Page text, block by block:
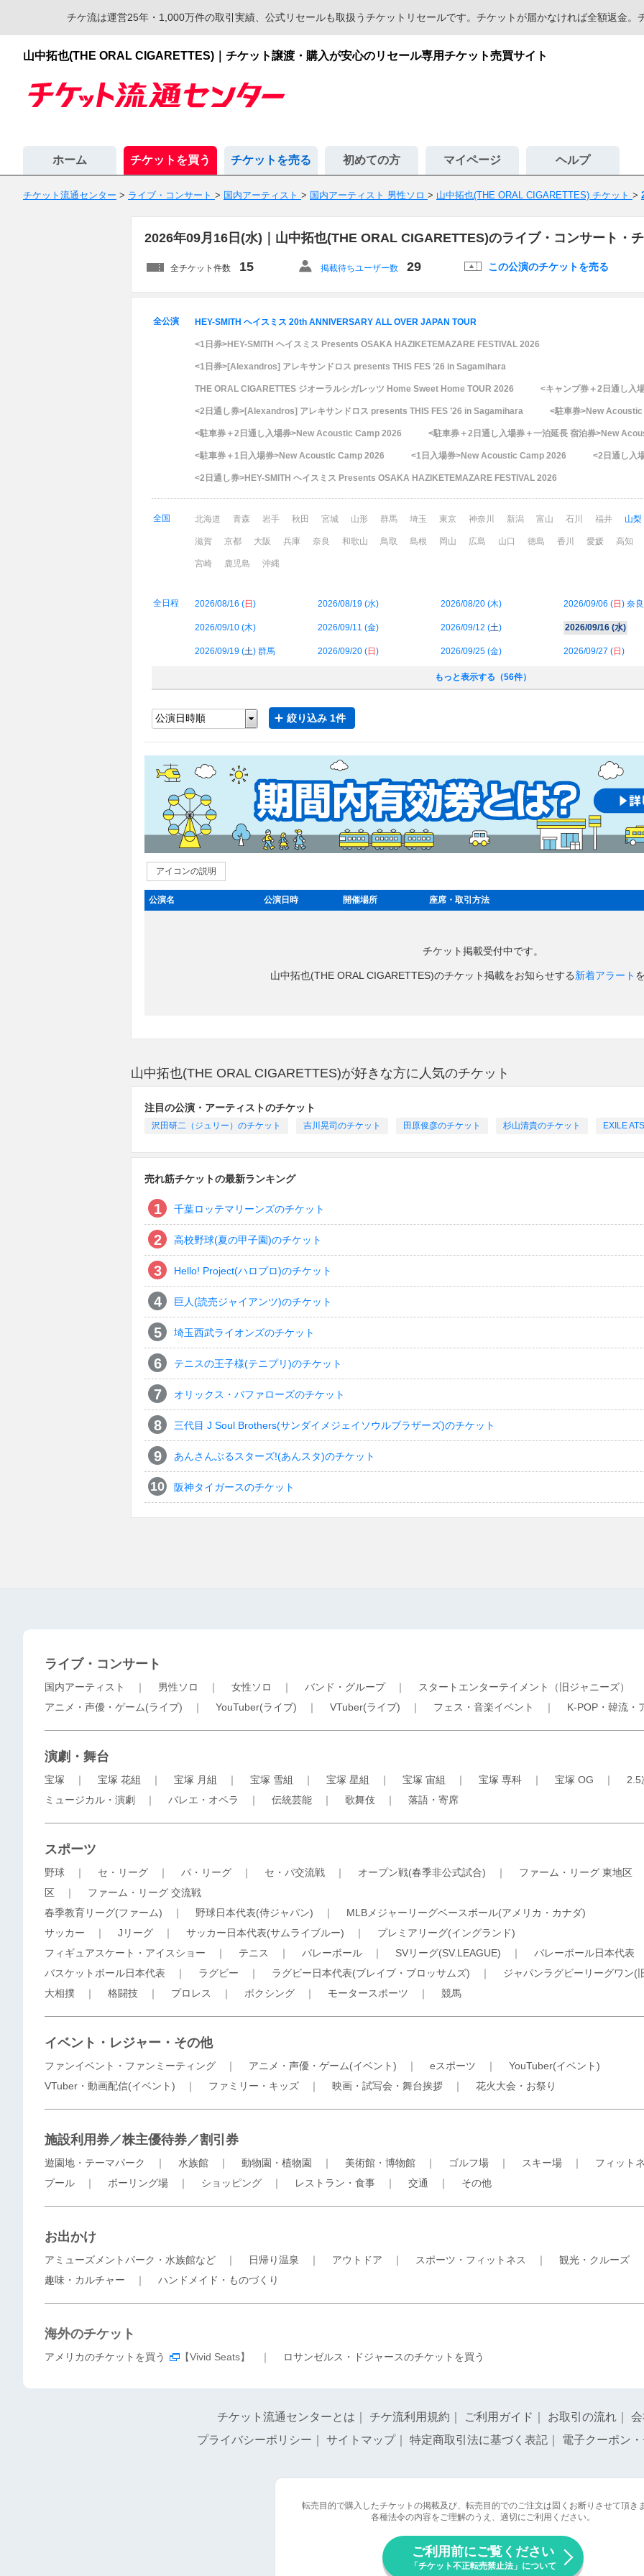
チケ流は運営25年・1,000万件の取引実績、公式リセールも取扱うチケットリセールです。チケットが届かなければ全額返金
山中拓也(THE ORAL CIGARETTES)｜チケット譲渡・購入が安心のリセール専用チケット売買サイト
ホーム チケットを買う チケットを売る 初めての方 マイページ ヘルプ
チケット流通センター > ライブ・コンサート > 国内アーティスト > 国内アーティスト 男性ソロ > 山中拓也(THE ORAL CIGARETTES) チケット >
2026年09月16日(水)｜山中拓也(THE ORAL CIGARETTES)のライブ・コンサート・
全チケット件数 15 掲載待ちユーザー数 29 この公演のチケットを売る
全公演 HEY-SMITH ヘイスミス 20th ANNIVERSARY ALL OVER JAPAN TOUR
<1日券>HEY-SMITH ヘイスミス Presents OSAKA HAZIKETEMAZARE FESTIVAL 2026
<1日券>[Alexandros] アレキサンドロス presents THIS FES ’26 in Sagamihara
THE ORAL CIGARETTES ジオーラルシガレッツ Home Sweet Home TOUR 2026 <キャンプ券＋2日通し入
<2日通し券>[Alexandros] アレキサンドロス presents THIS FES ’26 in Sagamihara <駐車券>New
<駐車券＋2日通し入場券>New Acoustic Camp 2026 <駐車券＋2日通し入場券＋一泊延長 宿泊券>New
<駐車券＋1日入場券>New Acoustic Camp 2026 <1日入場券>New Acoustic Camp 2026 <2日通し入
<2日通し券>HEY-SMITH ヘイスミス Presents OSAKA HAZIKETEMAZARE FESTIVAL 2026
全国 北海道 青森 岩手 秋田 宮城 山形 群馬 埼玉 東京 神奈川 新潟 富山 石川 福井 山梨
滋賀 京都 大阪 兵庫 奈良 和歌山 鳥取 島根 岡山 広島 山口 徳島 香川 愛媛 高知
宮崎 鹿児島 沖縄
全日程 2026/08/16 (日 ) 2026/08/19 (水) 2026/08/20 (木) 2026/09/06 (日 ) 奈良
2026/09/10 (木) 2026/09/11 (金) 2026/09/12 (土) 2026/09/16 (水)
2026/09/19 (土) 群馬 2026/09/20 (日 ) 2026/09/25 (金) 2026/09/27 (日 )
もっと表示する（56件）
絞り込み 1件
アイコンの説明
公演名 公演日時 開催場所 座席・取引方法
チケット掲載受付中です。
山中拓也(THE ORAL CIGARETTES)のチケット掲載をお知らせする新着アラート
山中拓也(THE ORAL CIGARETTES)が好きな方に人気のチケット
注目の公演・アーティストのチケット
沢田研二（ジュリー）のチケット 吉川晃司のチケット 田原俊彦のチケット 杉山清貴のチケット EXILE
売れ筋チケットの最新ランキング
千葉ロッテマリーンズのチケット
高校野球(夏の甲子園)のチケット
Hello! Project(ハロプロ)のチケット
巨人(読売ジャイアンツ)のチケット
埼玉西武ライオンズのチケット
テニスの王子様(テニプリ)のチケット
オリックス・バファローズのチケット
三代目 J Soul Brothers(サンダイメジェイソウルブラザーズ)のチケット
あんさんぶるスターズ!(あんスタ)のチケット
阪神タイガースのチケット
ライブ・コンサート
国内アーティスト ｜ 男性ソロ ｜ 女性ソロ ｜ バンド・グループ｜ スタートエンターテイメント（旧ジャニーズ）
アニメ・声優・ゲーム(ライブ) ｜ YouTuber(ライブ) ｜ VTuber(ライブ) ｜ フェス・音楽イベント ｜ K-POP・韓流・
演劇・舞台
宝塚 ｜ 宝塚 花組 ｜ 宝塚 月組 ｜ 宝塚 雪組 ｜ 宝塚 星組 ｜ 宝塚 宙組 ｜ 宝塚 専科 ｜ 宝塚 OG ｜ 2.5
ミュージカル・演劇
｜ バレエ・オペラ ｜ 伝統芸能 ｜ 歌舞伎 ｜ 落語・寄席
スポーツ
野球 ｜ セ・リーグ ｜ パ・リーグ ｜ セ・パ交流戦 ｜ オープン戦(春季非公式試合) ｜ ファーム・リーグ 東地区
区 ｜ ファーム・リーグ 交流戦
春季教育リーグ(ファーム) ｜ 野球日本代表(侍ジャパン) ｜ MLBメジャーリーグベースボール(アメリカ・カナダ)
サッカー ｜ Jリーグ ｜ サッカー日本代表(サムライブルー) ｜ プレミアリーグ(イングランド)
フィギュアスケート・アイスショー ｜ テニス ｜ バレーボール ｜ SVリーグ(SV.LEAGUE) ｜ バレーボール日本代表
バスケットボール日本代表 ｜ ラグビー ｜ ラグビー日本代表(ブレイブ・ブロッサムズ) ｜ ジャパンラグビーリーグワン(
大相撲 ｜ 格闘技 ｜ プロレス ｜ ボクシング ｜ モータースポーツ ｜ 競馬
イベント・レジャー・その他
ファンイベント・ファンミーティング ｜ アニメ・声優・ゲーム(イベント) ｜ eスポーツ ｜ YouTuber(イベント)
VTuber・動画配信(イベント) ｜ ファミリー・キッズ ｜ 映画・試写会・舞台挨拶 ｜ 花火大会・お祭り
施設利用券／株主優待券／割引券
遊園地・テーマパーク ｜ 水族館 ｜ 動物園・植物園 ｜ 美術館・博物館 ｜ ゴルフ場 ｜ スキー場 ｜ フィット
プール ｜ ボーリング場 ｜ ショッピング ｜ レストラン・食事 ｜ 交通 ｜ その他
お出かけ
アミューズメントパーク・水族館など ｜ 日帰り温泉 ｜ アウトドア ｜ スポーツ・フィットネス ｜ 観光・クルーズ
趣味・カルチャー ｜ ハンドメイド・ものづくり
海外のチケット
アメリカのチケットを買う 【Vivid Seats】 ｜ ロサンゼルス・ドジャースのチケットを買う
チケット流通センターとは チケ流利用規約 ご利用ガイド お取引の流れ
プライバシーポリシー
サイトマップ｜ 特定商取引法に基づく表記 電子クーポン
転売目的で購入したチケットの掲載及び、転売目的でのご注文は固くお断りさせて頂き
各種法令の内容をご理解のうえ、適切にご利用ください。
ご利用前にご覧ください
「チケット不正転売禁止法」について